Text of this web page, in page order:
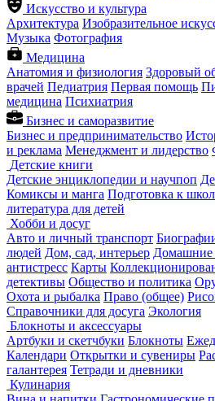
Искусство и культура
Архитектура Изобразительное
Музыка Фотография
Медицина
Анатомия и физиология Здоровый
врачей Педиатрия Первая помощь
медицина Психиатрия
Бизнес и саморазвитие
Бизнес и предпринимательство
и реклама Менеджмент и лидерство
Детские книги
Детские энциклопедии и научпоп
Комиксы и манга Подготовка к
литература для детей
Хобби и досуг
Авто и личный транспорт
людей Дом, сад, интерьер Домашние
антистресс Карты
детективы Общество и политика
Охота и рыбалка Право (общее)
Справочники для досуга Экология
Блокноты и аксессуары
Артбуки и скетчбуки Блокноты
Календари Открытки и сувениры
галантерея Тетради и дневники
Кулинария